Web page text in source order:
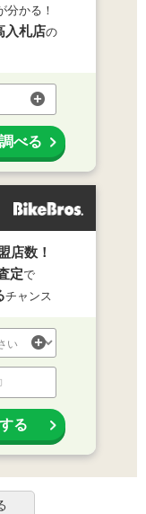
分かる！
入札店の
べる
店数！
定で
チャンス
る